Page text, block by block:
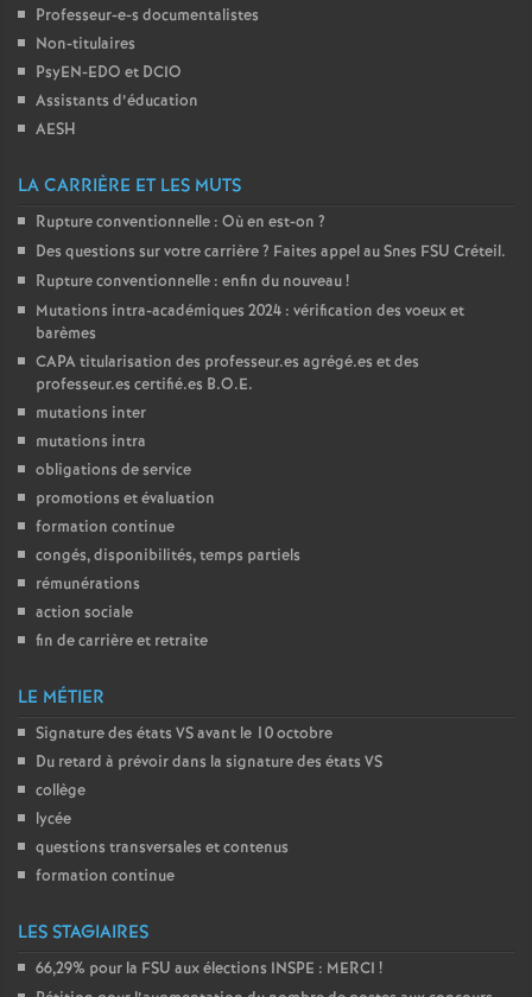
Professeur-e-s documentalistes
Non-titulaires
PsyEN-EDO et DCIO
Assistants d’éducation
AESH
LA CARRIÈRE ET LES MUTS
Rupture conventionnelle : Où en est-on ?
Des questions sur votre carrière? Faites appel au Snes FSU Créteil.
Rupture conventionnelle : enfin du nouveau!
Mutations intra-académiques 2024 : vérification des voeux et
barèmes
CAPAtitularisation des professeur.es agrégé.es et des
professeur.es certifié.es B.O.E.
mutations inter
mutations intra
obligations de service
promotions et évaluation
formation continue
congés, disponibilités, temps partiels
rémunérations
action sociale
fin de carrière et retraite
LE MÉTIER
Signature des états VSavant le 10 octobre
Du retard à prévoir dans la signature des états VS
collège
lycée
questions transversales et contenus
formation continue
LES STAGIAIRES
66,29% pour la FSU aux élections INSPE : MERCI !